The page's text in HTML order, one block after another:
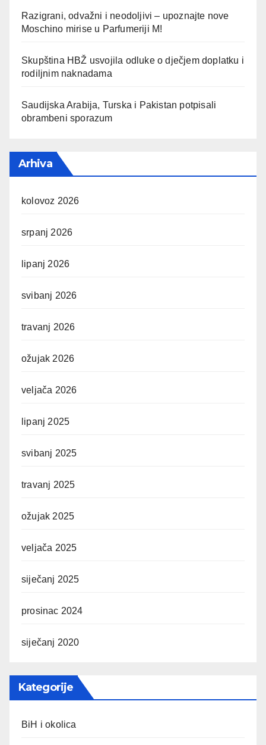
Razigrani, odvažni i neodoljivi – upoznajte nove
Moschino mirise u Parfumeriji M!
Skupština HBŽ usvojila odluke o dječjem doplatku i
rodiljnim naknadama
Saudijska Arabija, Turska i Pakistan potpisali
obrambeni sporazum
Arhiva
kolovoz 2026
srpanj 2026
lipanj 2026
svibanj 2026
travanj 2026
ožujak 2026
veljača 2026
lipanj 2025
svibanj 2025
travanj 2025
ožujak 2025
veljača 2025
siječanj 2025
prosinac 2024
siječanj 2020
Kategorije
BiH i okolica